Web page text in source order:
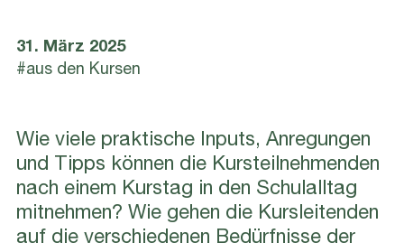
31. März 2025
#aus den Kursen
Wie viele praktische Inputs, Anregungen
und Tipps können die Kursteilnehmenden
nach einem Kurstag in den Schulalltag
mitnehmen? Wie gehen die Kursleitenden
auf die verschiedenen Bedürfnisse der